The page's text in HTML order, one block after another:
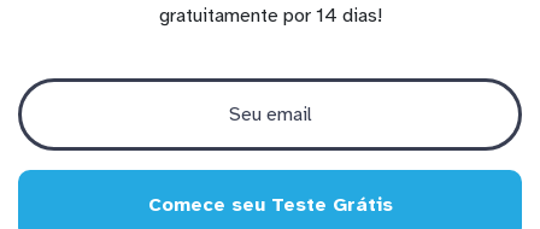
gratuitamente por 14 dias!
Comece seu Teste Grátis